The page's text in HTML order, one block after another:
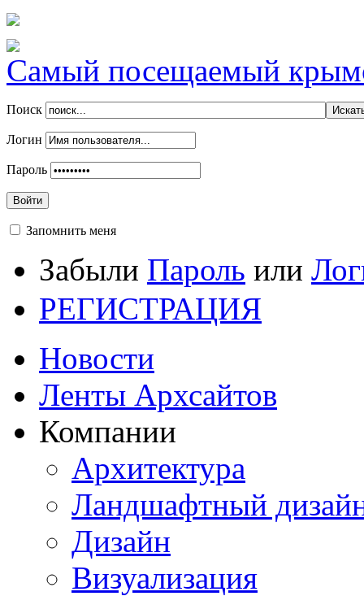
Самый посещаемый
Поиск
Логин
Пароль
Войти
Запомнить меня
Забыли Пароль или
РЕГИСТРАЦИЯ
Новости
Ленты Архсайтов
Компании
Архитектура
Ландшафтный
Дизайн
Визуализация